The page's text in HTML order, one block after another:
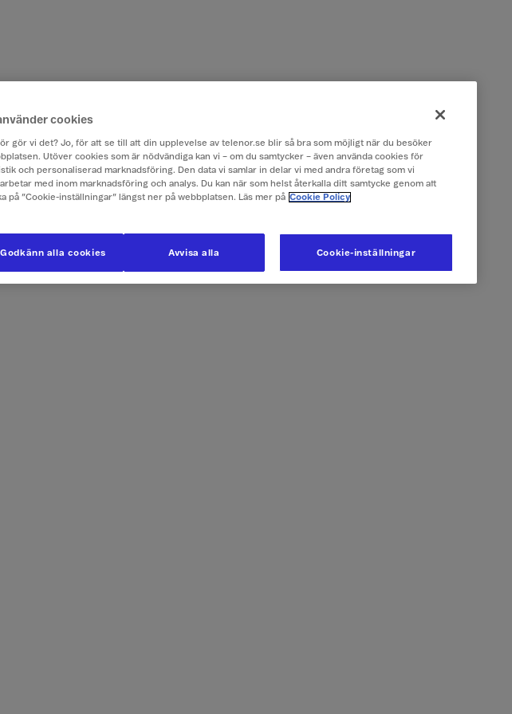
cookies
gör vi det? Jo, för att se till att din upplevelse av telenor.se blir så bra som möjligt när du besöker
Utöver cookies som är nödvändiga kan vi – om du samtycker – även använda cookies för
och personaliserad marknadsföring. Den data vi samlar in delar vi med andra företag som vi
med inom marknadsföring och analys. Du kan när som helst återkalla ditt samtycke genom att
på ”Cookie-inställningar” längst ner på webbplatsen. Läs mer på Cookie Policy
Cookie-inställningar
Avvisa alla
Godkänn alla cookies